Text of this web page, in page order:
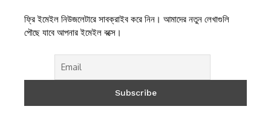
ফ্রি ইমেইল নিউজলেটারে সাবক্রাইব করে নিন। আমাদের নতুন লেখাগুলি
পৌছে যাবে আপনার ইমেইল বক্সে।